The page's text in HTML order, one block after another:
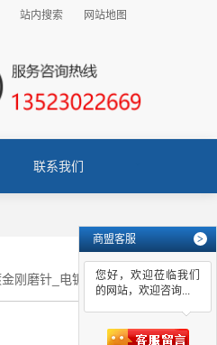
站内搜索 网站地图
联系我们
电镀金刚磨针厂家（认证企业）
商盟客服 >
您好，欢迎莅临我们
的网站，欢迎咨询...